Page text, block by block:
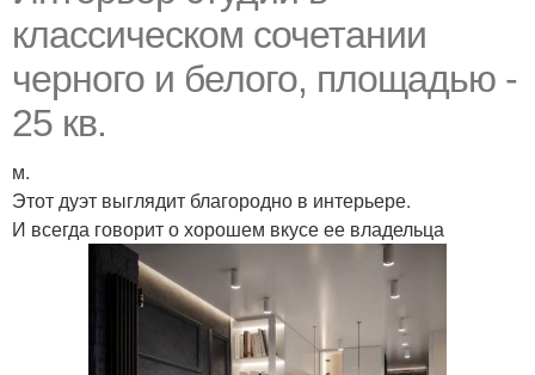
классическом сочетании
черного и белого, площадью -
25 кв.
м.
Этот дуэт выглядит благородно в интерьере.
И всегда говорит о хорошем вкусе ее владельца